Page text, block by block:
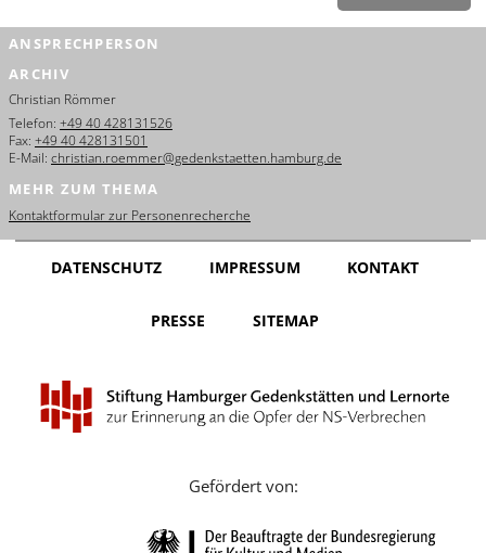
Deutsch
Français
Dansk
Español
Italiano
Português
Yкраїнський
Русский
ANSPRECHPERSON
ARCHIV
Christian Römmer
Telefon: +49 40 428131526
Fax: +49 40 428131501
E-Mail: christian.roemmer@gedenkstaetten.hamburg.de
MEHR ZUM THEMA
Kontaktformular zur Personenrecherche
DATENSCHUTZ IMPRESSUM KONTAKT
PRESSE SITEMAP
Gefördert von: